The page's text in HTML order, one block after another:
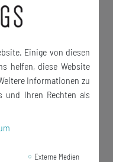
und
Einige von diesen
helfen, diese Website
Informationen zu
und Ihren Rechten als
Externe Medien